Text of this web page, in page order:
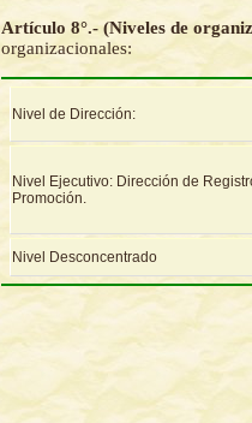
Artículo 8°.- (Niveles de
organizacionales:
Nivel de Dirección:
Nivel Ejecutivo: Dirección de
Promoción.
Nivel Desconcentrado